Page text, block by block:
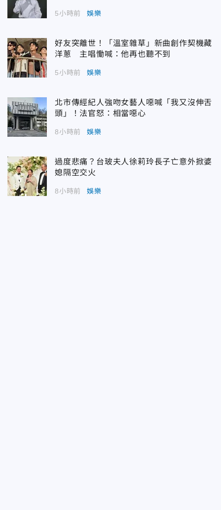
5小時前 娛樂
好友突離世！「溫室雜草」新曲創作契機藏
洋蔥 主唱慟喊：他再也聽不到
5小時前 娛樂
北市傳經紀人強吻女藝人噁喊「我又沒伸舌
頭」！法官怒：相當噁心
8小時前 娛樂
過度悲痛？台玻夫人徐莉玲長子亡意外掀婆
媳隔空交火
8小時前 娛樂